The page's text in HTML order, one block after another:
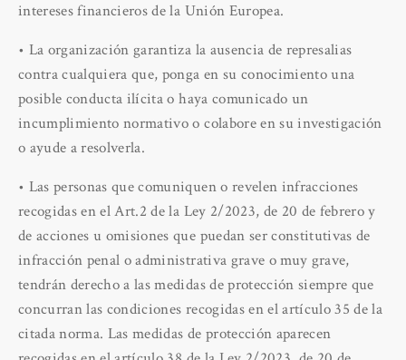
intereses financieros de la Unión Europea.
• La organización garantiza la ausencia de represalias
contra cualquiera que, ponga en su conocimiento una
posible conducta ilícita o haya comunicado un
incumplimiento normativo o colabore en su investigación
o ayude a resolverla.
• Las personas que comuniquen o revelen infracciones
recogidas en el Art.2 de la Ley 2/2023, de 20 de febrero y
de acciones u omisiones que puedan ser constitutivas de
infracción penal o administrativa grave o muy grave,
tendrán derecho a las medidas de protección siempre que
concurran las condiciones recogidas en el artículo 35 de la
citada norma. Las medidas de protección aparecen